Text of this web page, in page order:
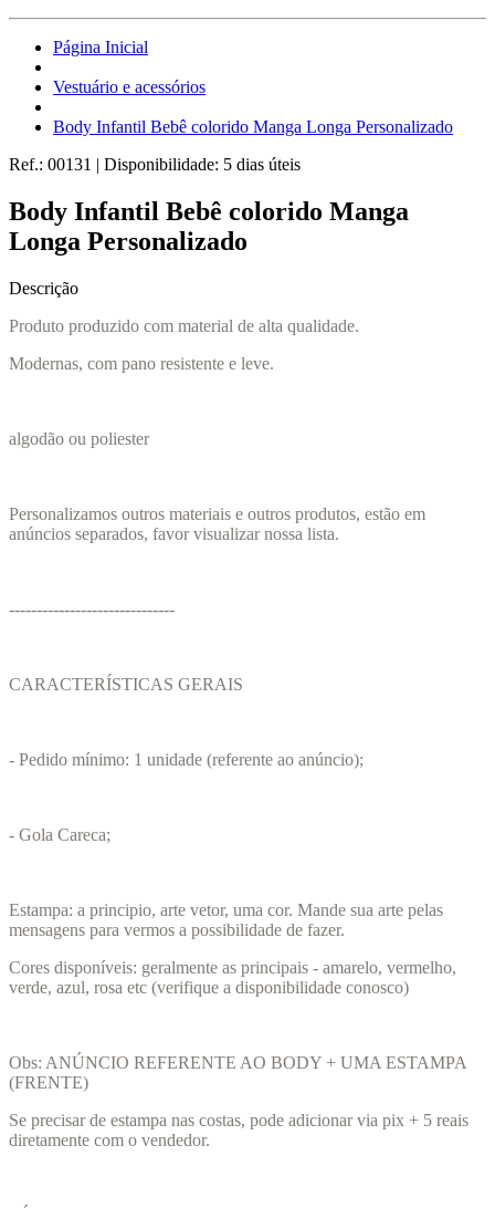
Página Inicial
Vestuário e acessórios
Body Infantil Bebê colorido Manga Longa Personalizado
Ref.: 00131 | Disponibilidade: 5 dias úteis
Body Infantil Bebê colorido Manga
Longa Personalizado
Descrição
Produto produzido com material de alta qualidade.
Modernas, com pano resistente e leve.
algodão ou poliester
Personalizamos outros materiais e outros produtos, estão em
anúncios separados, favor visualizar nossa lista.
------------------------------
CARACTERÍSTICAS GERAIS
- Pedido mínimo: 1 unidade (referente ao anúncio);
- Gola Careca;
Estampa: a principio, arte vetor, uma cor. Mande sua arte pelas
mensagens para vermos a possibilidade de fazer.
Cores disponíveis: geralmente as principais - amarelo, vermelho,
verde, azul, rosa etc (verifique a disponibilidade conosco)
Obs: ANÚNCIO REFERENTE AO BODY + UMA ESTAMPA
(FRENTE)
Se precisar de estampa nas costas, pode adicionar via pix + 5 reais
diretamente com o vendedor.